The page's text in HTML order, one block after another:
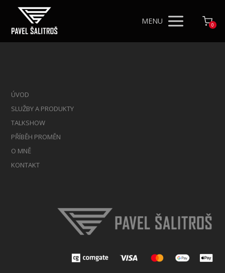
MENU 0
ÚVOD
SLUŽBY A PRODUKTY
TALKSHOW
PŘÍBĚH PROMĚN
O MNĚ
KONTAKT